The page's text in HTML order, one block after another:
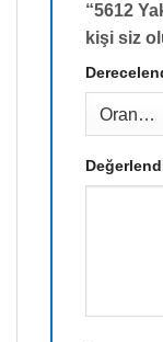
“5612
kişi siz